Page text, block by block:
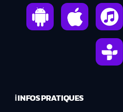
ℹ️ INFOS PRATIQUES